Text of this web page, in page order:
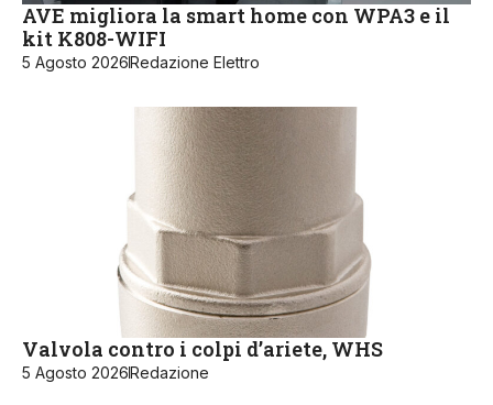
AVE migliora la smart home con WPA3 e il
kit K808-WIFI
5 Agosto 2026Redazione Elettro
Valvola contro i colpi d’ariete, WHS
5 Agosto 2026Redazione